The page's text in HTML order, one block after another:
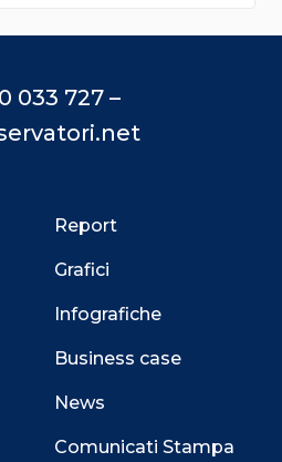
033 727 –
Report
Grafici
Infografiche
Business case
News
Comunicati Stampa